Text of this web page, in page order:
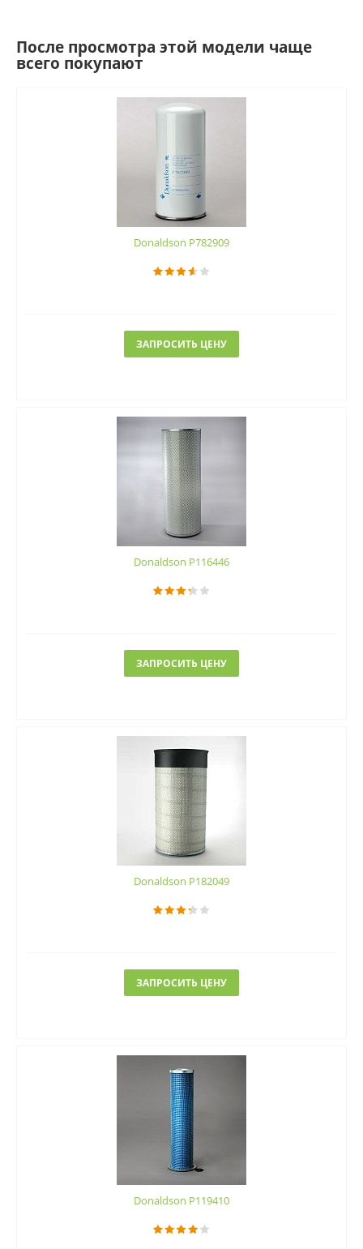
После просмотра этой модели чаще
всего покупают
Donaldson P782909
ЗАПРОСИТЬ ЦЕНУ
Donaldson P116446
ЗАПРОСИТЬ ЦЕНУ
Donaldson P182049
ЗАПРОСИТЬ ЦЕНУ
Donaldson P119410